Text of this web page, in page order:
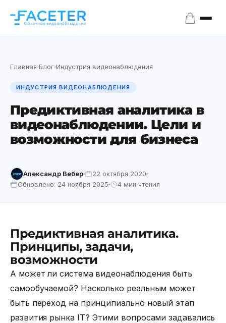
Главная›Блог›Индустрия видеонаблюдения
ИНДУСТРИЯ ВИДЕОНАБЛЮДЕНИЯ
Предиктивная аналитика в
видеонаблюдении. Цели и
возможности для бизнеса
Александр Вебер
22 октября 2020
Обновлено: 24 ноября 2025
4 мин чтения
Предиктивная аналитика.
Принципы, задачи,
возможности
А может ли система видеонаблюдения быть
самообучаемой? Насколько реальным может
быть переход на принципиально новый этап
развития рынка IT? Этими вопросами задавались